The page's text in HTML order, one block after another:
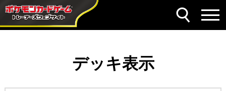
デッキ表示